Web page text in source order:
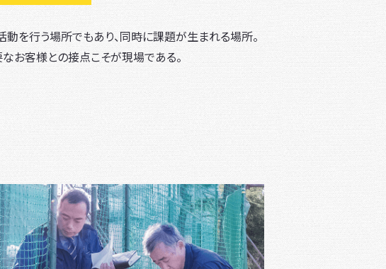
を行う場所でもあり、同時に課題が生まれる場所。
お客様との接点こそが現場である。